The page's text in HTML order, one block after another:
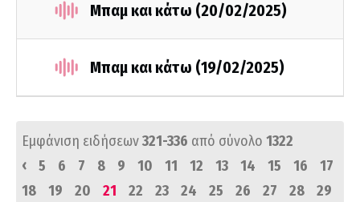
Μπαμ και κάτω (20/02/2025)
Μπαμ και κάτω (19/02/2025)
Εμφάνιση ειδήσεων321-336 από σύνολο 1322
‹
5 6 7 8 9 10 11 12 13 14 15 16
17
18
19 20 21 22 23 24 25 26 27 28
29